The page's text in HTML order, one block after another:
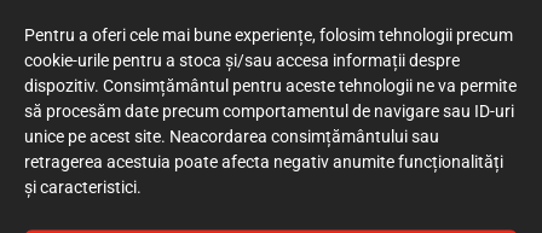
Pentru a oferi cele mai bune experiențe, folosim tehnologii precum
cookie-urile pentru a stoca și/sau accesa informații despre
dispozitiv. Consimțământul pentru aceste tehnologii ne va permite
să procesăm date precum comportamentul de navigare sau ID-uri
unice pe acest site. Neacordarea consimțământului sau
retragerea acestuia poate afecta negativ anumite funcționalități
și caracteristici.